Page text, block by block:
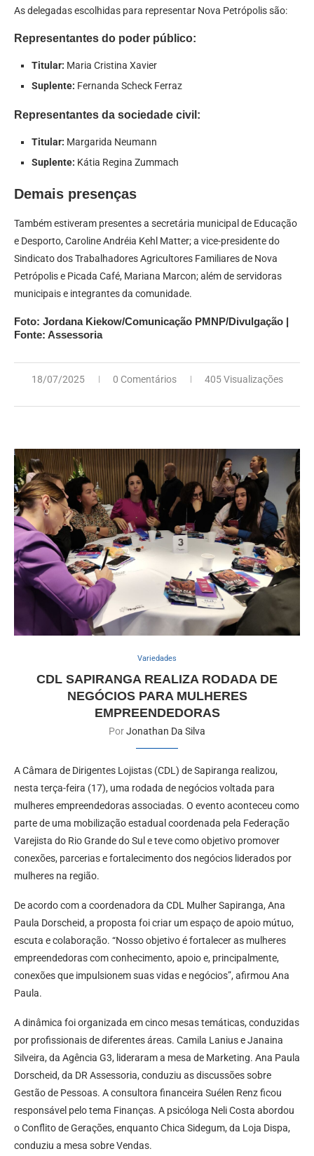
As delegadas escolhidas para representar Nova Petrópolis são:
Representantes do poder público:
Titular: Maria Cristina Xavier
Suplente: Fernanda Scheck Ferraz
Representantes da sociedade civil:
Titular: Margarida Neumann
Suplente: Kátia Regina Zummach
Demais presenças
Também estiveram presentes a secretária municipal de Educação
e Desporto, Caroline Andréia Kehl Matter; a vice-presidente do
Sindicato dos Trabalhadores Agricultores Familiares de Nova
Petrópolis e Picada Café, Mariana Marcon; além de servidoras
municipais e integrantes da comunidade.
Foto: Jordana Kiekow/Comunicação PMNP/Divulgação |
Fonte: Assessoria
18/07/2025 0 Comentários 405 Visualizações
Variedades
CDL SAPIRANGA REALIZA RODADA DE
NEGÓCIOS PARA MULHERES
EMPREENDEDORAS
PorJonathan Da Silva
A Câmara de Dirigentes Lojistas (CDL) de Sapiranga realizou,
nesta terça-feira (17), uma rodada de negócios voltada para
mulheres empreendedoras associadas. O evento aconteceu como
parte de uma mobilização estadual coordenada pela Federação
Varejista do Rio Grande do Sul e teve como objetivo promover
conexões, parcerias e fortalecimento dos negócios liderados por
mulheres na região.
De acordo com a coordenadora da CDL Mulher Sapiranga, Ana
Paula Dorscheid, a proposta foi criar um espaço de apoio mútuo,
escuta e colaboração. “Nosso objetivo é fortalecer as mulheres
empreendedoras com conhecimento, apoio e, principalmente,
conexões que impulsionem suas vidas e negócios”, afirmou Ana
Paula.
A dinâmica foi organizada em cinco mesas temáticas, conduzidas
por profissionais de diferentes áreas. Camila Lanius e Janaina
Silveira, da Agência G3, lideraram a mesa de Marketing. Ana Paula
Dorscheid, da DR Assessoria, conduziu as discussões sobre
Gestão de Pessoas. A consultora financeira Suélen Renz ficou
responsável pelo tema Finanças. A psicóloga Neli Costa abordou
o Conflito de Gerações, enquanto Chica Sidegum, da Loja Dispa,
conduziu a mesa sobre Vendas.